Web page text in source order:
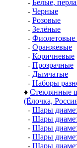
- Белые,
- Черные
- Розовые
- Зелёные
- Фиолетовые
- Оранжевые
- Коричневые
- Прозрачные
- Дымчатые
- Наборы
♦ Стеклянные
(Ёлочка,
- Шары
- Шары
- Шары
- Шары
- Шары